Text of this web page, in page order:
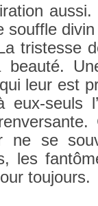
souffle
tri­stes­se
leur est
seuls
ne se
les
toujours.